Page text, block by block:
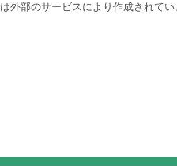
部のサービスにより作成されてい